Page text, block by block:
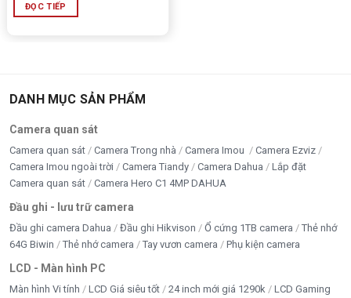
bản. Với công suất thực ổn định, quạt FDB 120mm vận
Cảm nhận của Ad
thời gian bảo hành lên đến 36 tháng. Đối với các bộ PC
lựa chọn hợp lý, đáp ứng tốt nhu cầu sử dụng hàng ngày
ĐỌC TIẾP
DANH MỤC SẢN PHẨM
Camera quan sát
Camera quan sát Camera Trong nhà Camera Imou
Camera Ezviz
Camera Imou ngoài trời
Camera Tiandy Camera Dahua
Lắp đặt
Camera quan sát
Camera Hero C1 4MP DAHUA
Đầu ghi - lưu trữ camera
Đầu ghi camera Dahua Đầu ghi Hikvison Ổ cứng 1TB camera
Thẻ nhớ
64G Biwin
Thẻ nhớ camera Tay vươn camera Phụ kiện camera
LCD - Màn hình PC
Màn hình Vi tính LCD Giá siêu tốt 24 inch mới giá 1290k
LCD Gaming